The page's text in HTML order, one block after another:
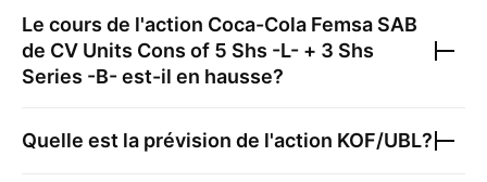
Le cours de l'action Coca-Cola Femsa SAB
de CV Units Cons of 5 Shs -L- + 3 Shs
Series -B-est-il en hausse?
Quelle est la prévision de l'action KOF/UBL?